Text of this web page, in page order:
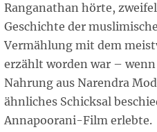
Ranganathan hörte,
Geschichte der
Vermählung mit dem
erzählt worden war –
Nahrung aus Narendra
ähnliches Schicksal
Annapoorani-Film erlebte.